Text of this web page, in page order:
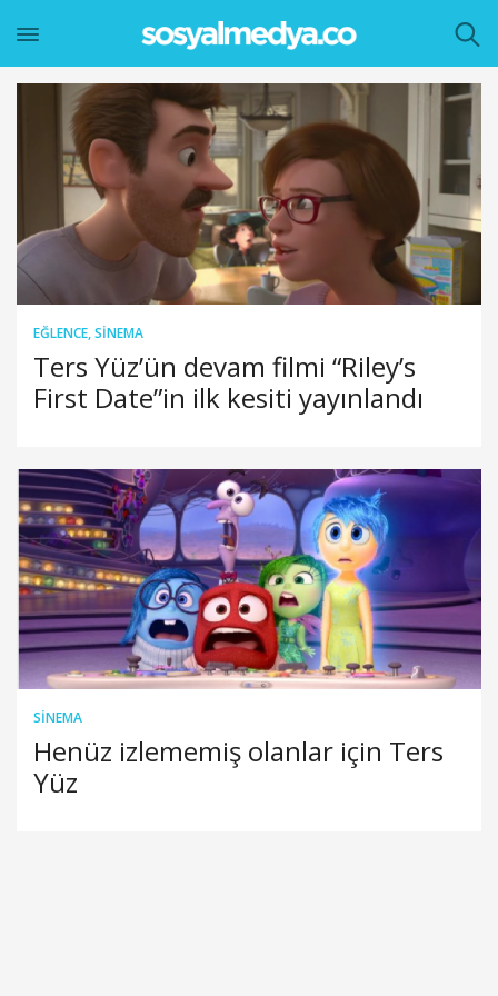
EĞLENCE,SINEMA
Ters Yüz’ün devam filmi “Riley’s
First Date”in ilk kesiti yayınlandı
SINEMA
Henüz izlememiş olanlar için Ters
Yüz